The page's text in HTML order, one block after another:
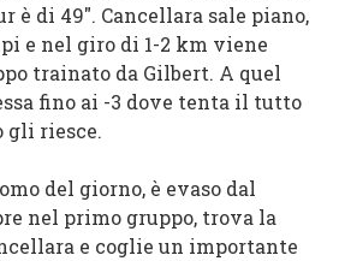
è di 49″. Cancellara sale piano,
e nel giro di 1-2 km viene
trainato da Gilbert. A quel
fino ai -3 dove tenta il tutto
gli riesce.
del giorno, è evaso dal
nel primo gruppo, trova la
e coglie un importante